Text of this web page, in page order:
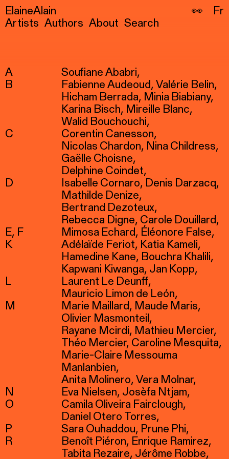
ElaineAlain
Artists Authors About Search
👀 Fr
A
B
C
D
E
F
K
L
M
N
O
P
R
Soufiane Ababri
Fabienne Audeoud
Valérie Belin
Hicham Berrada
Minia Biabiany
Karina Bisch
Mireille Blanc
Walid Bouchouchi
Corentin Canesson
Nicolas Chardon
Nina Childress
Gaëlle Choisne
Delphine Coindet
Isabelle Cornaro
Denis Darzacq
Mathilde Denize
Bertrand Dezoteux
Rebecca Digne Carole Douillard
Mimosa Echard
Éléonore False
Adélaïde Feriot
Katia Kameli
Hamedine Kane
Bouchra Khalili
Kapwani Kiwanga Jan Kopp
Laurent Le Deunff
Mauricio Limon de León
Marie Maillard
Maude Maris
Olivier Masmonteil
Rayane Mcirdi
Mathieu Mercier
Théo Mercier Caroline Mesquita
Marie-Claire Messouma
Manlanbien
Anita Molinero Vera Molnar
Eva Nielsen Josèfa Ntjam
Camila Oliveira Fairclough
Daniel Otero Torres
Sara Ouhaddou
Prune Phi
Benoît Piéron
Enrique Ramirez
Tabita Rezaire Jérôme Robbe